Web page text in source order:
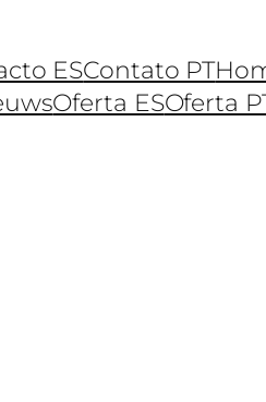
ESContato PT
Oferta ESOferta